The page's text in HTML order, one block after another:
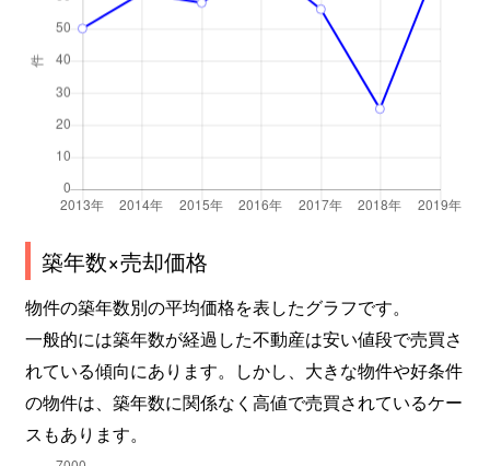
築年数×売却価格
物件の築年数別の平均価格を表したグラフです。
一般的には築年数が経過した不動産は安い値段で売買さ
れている傾向にあります。しかし、大きな物件や好条件
の物件は、築年数に関係なく高値で売買されているケー
スもあります。